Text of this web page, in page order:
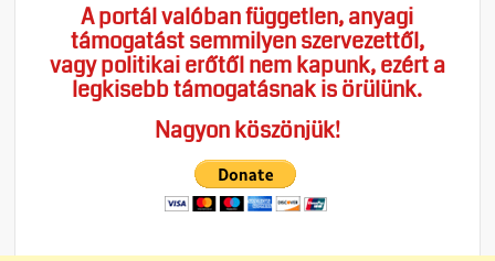
A portál valóban független, anyagi
támogatást semmilyen szervezettől,
vagy politikai erőtől nem kapunk, ezért a
legkisebb támogatásnak is örülünk.
Nagyon köszönjük!